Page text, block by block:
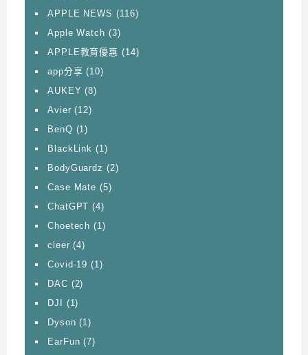
APPLE NEWS (116)
Apple Watch (3)
APPLE教育優惠 (14)
app分享 (10)
AUKEY (8)
Avier (12)
BenQ (1)
BlackLink (1)
BodyGuardz (2)
Case Mate (5)
ChatGPT (4)
Choetech (1)
cleer (4)
Covid-19 (1)
DAC (2)
DJI (1)
Dyson (1)
EarFun (7)